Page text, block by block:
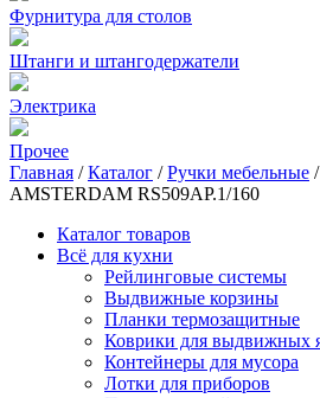
Фурнитура для столов
Штанги и штангодержатели
Электрика
Прочее
Главная /Каталог /Ручки мебельные /
AMSTERDAM RS509AP.1/160
Каталог товаров
Всё для кухни
Рейлинговые системы
Выдвижные корзины
Планки термозащитные
Коврики для выдвижных
Контейнеры для мусора
Лотки для приборов